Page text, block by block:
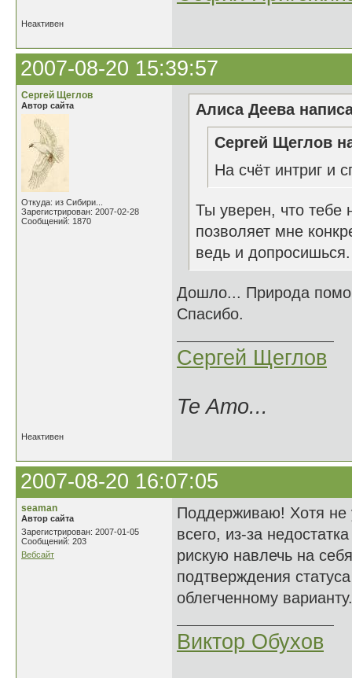
Неактивен
2007-08-20 15:39:57
Сергей Щеглов
Автор сайта
Откуда: из Сибири...
Зарегистрирован: 2007-02-28
Сообщений: 1870
Алиса Деева
Сергей Щеглов
На счёт интриг и
Ты уверен, что тебе
позволяет мне
ведь и допросишься.
Дошло... Природа
Спасибо.
Сергей Щеглов
Te Amo...
Неактивен
2007-08-20 16:07:05
seaman
Автор сайта
Зарегистрирован: 2007-01-05
Сообщений: 203
Вебсайт
Поддерживаю! Хотя не
всего, из-за
рискую навлечь на
подтверждения
облегченному варианту.
Виктор Обухов